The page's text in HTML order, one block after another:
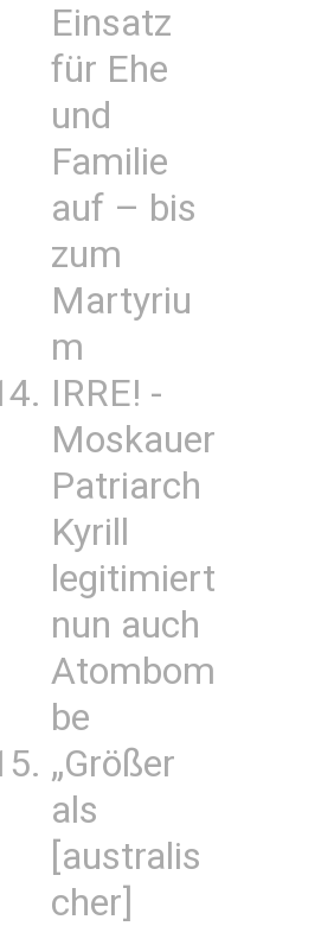
Einsatz
für Ehe
und
Familie
auf – bis
zum
Martyriu
m
IRRE! -
Moskauer
Patriarch
Kyrill
legitimiert
nun auch
Atombom
be
„Größer
als
[australis
cher]